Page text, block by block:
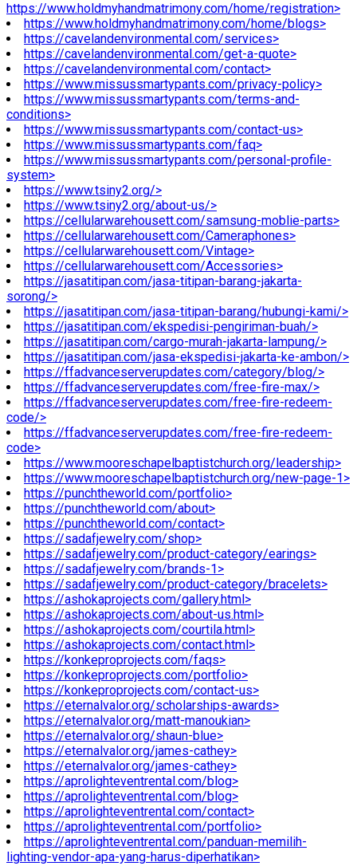
https://www.holdmyhandmatrimony.com/home/registration>
https://www.holdmyhandmatrimony.com/home/blogs>
https://cavelandenvironmental.com/services>
https://cavelandenvironmental.com/get-a-quote>
https://cavelandenvironmental.com/contact>
https://www.missussmartypants.com/privacy-policy>
https://www.missussmartypants.com/terms-and-
conditions>
https://www.missussmartypants.com/contact-us>
https://www.missussmartypants.com/faq>
https://www.missussmartypants.com/personal-profile-
system>
https://www.tsiny2.org/>
https://www.tsiny2.org/about-us/>
https://cellularwarehousett.com/samsung-moblie-parts>
https://cellularwarehousett.com/Cameraphones>
https://cellularwarehousett.com/Vintage>
https://cellularwarehousett.com/Accessories>
https://jasatitipan.com/jasa-titipan-barang-jakarta-
sorong/>
https://jasatitipan.com/jasa-titipan-barang/hubungi-kami/>
https://jasatitipan.com/ekspedisi-pengiriman-buah/>
https://jasatitipan.com/cargo-murah-jakarta-lampung/>
https://jasatitipan.com/jasa-ekspedisi-jakarta-ke-ambon/>
https://ffadvanceserverupdates.com/category/blog/>
https://ffadvanceserverupdates.com/free-fire-max/>
https://ffadvanceserverupdates.com/free-fire-redeem-
code/>
https://ffadvanceserverupdates.com/free-fire-redeem-
code>
https://www.mooreschapelbaptistchurch.org/leadership>
https://www.mooreschapelbaptistchurch.org/new-page-1>
https://punchtheworld.com/portfolio>
https://punchtheworld.com/about>
https://punchtheworld.com/contact>
https://sadafjewelry.com/shop>
https://sadafjewelry.com/product-category/earings>
https://sadafjewelry.com/brands-1>
https://sadafjewelry.com/product-category/bracelets>
https://ashokaprojects.com/gallery.html>
https://ashokaprojects.com/about-us.html>
https://ashokaprojects.com/courtila.html>
https://ashokaprojects.com/contact.html>
https://konkeproprojects.com/faqs>
https://konkeproprojects.com/portfolio>
https://konkeproprojects.com/contact-us>
https://eternalvalor.org/scholarships-awards>
https://eternalvalor.org/matt-manoukian>
https://eternalvalor.org/shaun-blue>
https://eternalvalor.org/james-cathey>
https://eternalvalor.org/james-cathey>
https://aprolighteventrental.com/blog>
https://aprolighteventrental.com/blog>
https://aprolighteventrental.com/contact>
https://aprolighteventrental.com/portfolio>
https://aprolighteventrental.com/panduan-memilih-
lighting-vendor-apa-yang-harus-diperhatikan>